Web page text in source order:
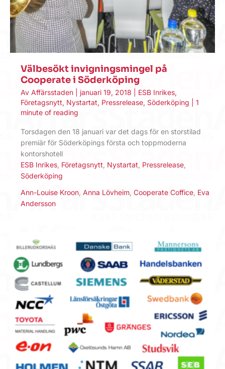
Välbesökt invigningsmingel på
Cooperate i Söderköping
Av Affärsstaden januari 19, 2018 ESB Inrikes,
Företagsnytt, Nystartat, Pressrelease, Söderköping
1
minute of reading
Torsdagen den 18 januari var det dags för en storstilad
premiär för Söderköpings första och toppmoderna
kontorshotell
ESB Inrikes Företagsnytt Nystartat Pressrelease
Söderköping
Ann-Louise Kroon Anna Lövheim Cooperate Coffice Eva
Andersson